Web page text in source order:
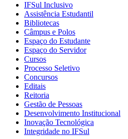
IFSul Inclusivo
Assistência Estudantil
Bibliotecas
Câmpus e Polos
Espaço do Estudante
Espaço do Servidor
Cursos
Processo Seletivo
Concursos
Editais
Reitoria
Gestão de Pessoas
Desenvolvimento Institucional
Inovação Tecnológica
Integridade no IFSul